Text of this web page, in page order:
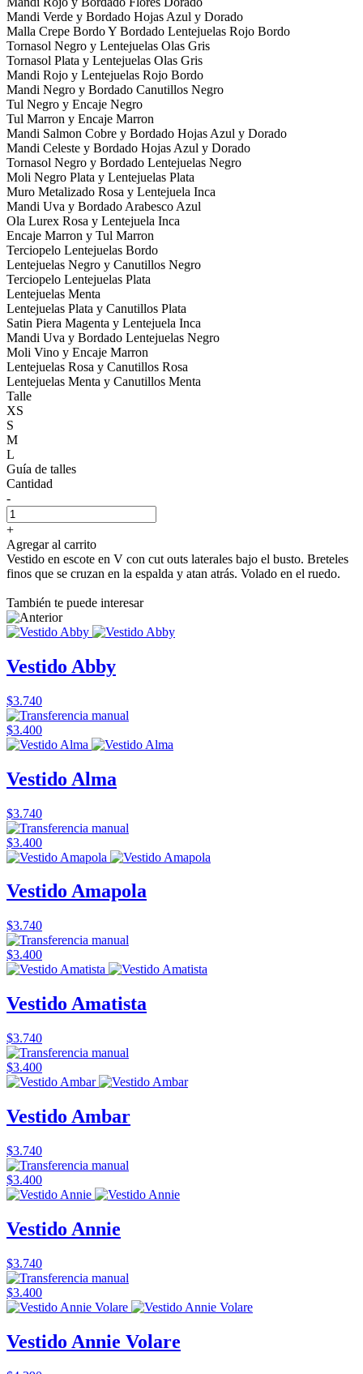
Mandi Verde y Bordado Hojas Azul y Dorado
Malla Crepe Bordo Y Bordado Lentejuelas Rojo Bordo
Tornasol Negro y Lentejuelas Olas Gris
Tornasol Plata y Lentejuelas Olas Gris
Mandi Rojo y Lentejuelas Rojo Bordo
Mandi Negro y Bordado Canutillos Negro
Tul Negro y Encaje Negro
Tul Marron y Encaje Marron
Mandi Salmon Cobre y Bordado Hojas Azul y Dorado
Mandi Celeste y Bordado Hojas Azul y Dorado
Tornasol Negro y Bordado Lentejuelas Negro
Moli Negro Plata y Lentejuelas Plata
Muro Metalizado Rosa y Lentejuela Inca
Mandi Uva y Bordado Arabesco Azul
Ola Lurex Rosa y Lentejuela Inca
Encaje Marron y Tul Marron
Terciopelo Lentejuelas Bordo
Lentejuelas Negro y Canutillos Negro
Terciopelo Lentejuelas Plata
Lentejuelas Menta
Lentejuelas Plata y Canutillos Plata
Satin Piera Magenta y Lentejuela Inca
Mandi Uva y Bordado Lentejuelas Negro
Moli Vino y Encaje Marron
Lentejuelas Rosa y Canutillos Rosa
Lentejuelas Menta y Canutillos Menta
Talle
XS
S
M
L
Guía de talles
Cantidad
-
+
Agregar al carrito
Vestido en escote en V con cut outs laterales bajo el busto. Breteles
finos que se cruzan en la espalda y atan atrás. Volado en el ruedo.
También te puede interesar
Vestido Abby
$3.740
$3.400
Vestido Alma
$3.740
$3.400
Vestido Amapola
$3.740
$3.400
Vestido Amatista
$3.740
$3.400
Vestido Ambar
$3.740
$3.400
Vestido Annie
$3.740
$3.400
Vestido Annie Volare